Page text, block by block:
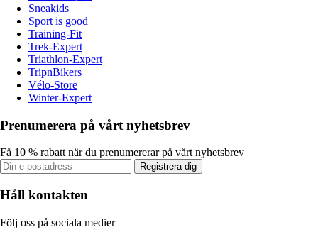
Sneakids
Sport is good
Training-Fit
Trek-Expert
Triathlon-Expert
TripnBikers
Vélo-Store
Winter-Expert
Prenumerera på vårt nyhetsbrev
Få 10 % rabatt när du prenumererar på vårt nyhetsbrev
Registrera dig
Håll kontakten
Följ oss på sociala medier